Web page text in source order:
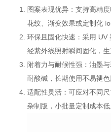
图案表现优异：支持高精
花纹、渐变效果或定制化
环保且固化快速：采用 UV
经紫外线照射瞬间固化，生
附着力与耐候性强：油墨
耐酸碱，长期使用不易褪色
适配性灵活：可应对不同
杂制版，小批量定制成本低